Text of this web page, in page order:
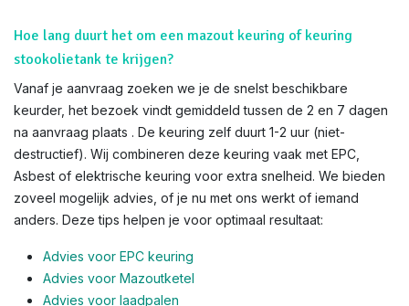
Hoe lang duurt het om een mazout keuring of keuring
stookolietank te krijgen?
Vanaf je aanvraag zoeken we je de snelst beschikbare
keurder, het bezoek vindt gemiddeld tussen de 2 en 7 dagen
na aanvraag plaats . De keuring zelf duurt 1-2 uur (niet-
destructief). Wij combineren deze keuring vaak met EPC,
Asbest of elektrische keuring voor extra snelheid. We bieden
zoveel mogelijk advies, of je nu met ons werkt of iemand
anders. Deze tips helpen je voor optimaal resultaat:
Advies voor EPC keuring
Advies voor Mazoutketel
Advies voor laadpalen